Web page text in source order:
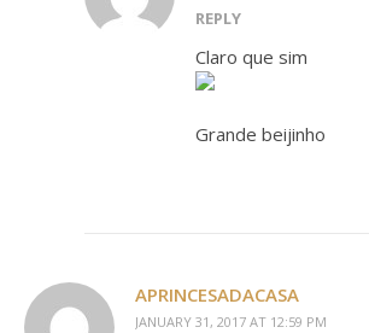
REPLY
Claro que sim
Grande beijinho
APRINCESADACASA
JANUARY 31, 2017 AT 12:59 PM